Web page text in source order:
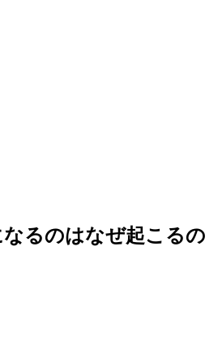
るのはなぜ起こるの